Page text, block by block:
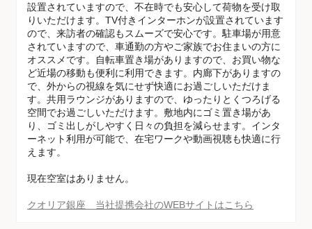
設置されていますので、不在時でも安心して荷物を受け取
りいただけます。TV付きインターホンが設置されています
ので、来訪者の確認もスムーズで安心です。駐車場が用意
されていますので、車通勤の方やご家族でお住まいの方に
オススメです。自転車置き場がありますので、お買い物な
ど近場の移動も便利に利用できます。内廊下がありますの
で、外からの視線を気にせず快適にお過ごしいただけま
す。共用ラウンジがありますので、ゆったりとくつろげる
空間でお過ごしいただけます。敷地内にゴミ置き場があ
り、ゴミ出しがしやすく日々の負担を減らせます。インタ
ーネット利用が可能で、在宅ワークや動画視聴も快適に行
えます。
現在空室はありません。
クオリア銀座 当社提携会社のWEBサイトはこちら